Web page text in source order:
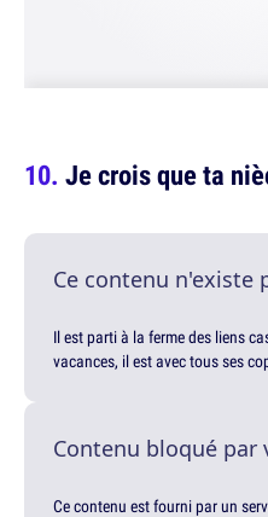
Je crois que ta
Ce contenu n'existe
Il est parti à la ferme des liens
vacances, il est avec tous ses
Contenu bloqué par
Ce contenu est fourni par un